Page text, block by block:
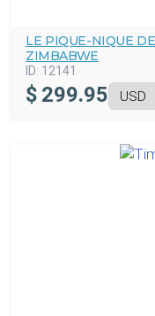
LE PIQUE-NIQUE
ZIMBABWE
ID: 12141
$ 299.95